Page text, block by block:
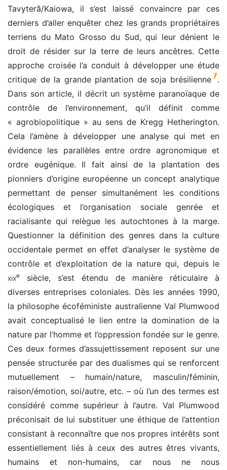
Tavyterã/Kaiowa, il s’est laissé convaincre par ces
derniers d’aller enquêter chez les grands propriétaires
terriens du Mato Grosso du Sud, qui leur dénient le
droit de résider sur la terre de leurs ancêtres. Cette
approche croisée l’a conduit à développer une étude
critique de la grande plantation de soja brésilienne7.
Dans son article, il décrit un système paranoïaque de
contrôle de l’environnement, qu’il définit comme
« agrobiopolitique » au sens de Kregg Hetherington.
Cela l’amène à développer une analyse qui met en
évidence les parallèles entre ordre agronomique et
ordre eugénique. Il fait ainsi de la plantation des
pionniers d’origine européenne un concept analytique
permettant de penser simultanément les conditions
écologiques et l’organisation sociale genrée et
racialisante qui relègue les autochtones à la marge.
Questionner la définition des genres dans la culture
occidentale permet en effet d’analyser le système de
contrôle et d’exploitation de la nature qui, depuis le
xixe
siècle, s’est étendu de manière réticulaire à
diverses entreprises coloniales. Dès les années 1990,
la philosophe écoféministe australienne Val Plumwood
avait conceptualisé le lien entre la domination de la
nature par l’homme et l’oppression fondée sur le genre.
Ces deux formes d’assujettissement reposent sur une
pensée structurée par des dualismes qui se renforcent
mutuellement – humain/nature, masculin/féminin,
raison/émotion, soi/autre, etc. – où l’un des termes est
considéré comme supérieur à l’autre. Val Plumwood
préconisait de lui substituer une éthique de l’attention
consistant à reconnaître que nos propres intérêts sont
essentiellement liés à ceux des autres êtres vivants,
humains et non-humains, car nous ne nous